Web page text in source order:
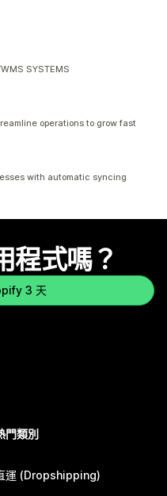
SYSTEMS
operations to grow fast
with automatic syncing
程式嗎？
3 天
門類別
運 (Dropshipping)